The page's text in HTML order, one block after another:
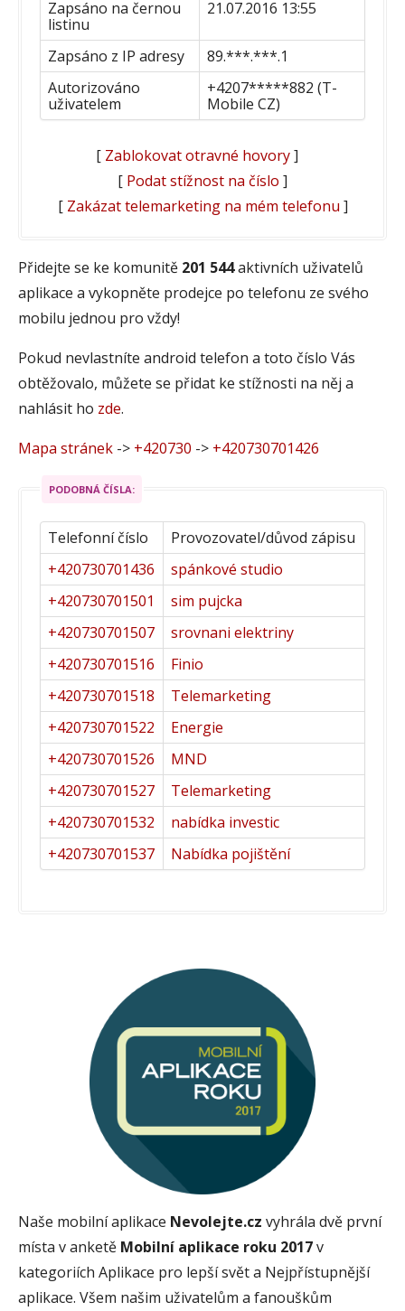
Zapsáno na černou
listinu
21.07.2016 13:55
Zapsáno z IP adresy
89.***.***.1
Autorizováno
uživatelem
+4207*****882 (T-
Mobile CZ)
[ Zablokovat otravné hovory]
[ Podat stížnost na číslo ]
[ Zakázat telemarketing na mém telefonu ]
Přidejte se ke komunitě 201 544aktivních uživatelů
aplikace a vykopněte prodejce po telefonu ze svého
mobilu jednou pro vždy!
Pokud nevlastníte android telefon a toto číslo Vás
obtěžovalo, můžete se přidat ke stížnosti na něj a
nahlásit ho zde.
Mapa stránek -> +420730 -> +420730701426
PODOBNÁ ČÍSLA:
Telefonní číslo
Provozovatel/důvod zápisu
+420730701436
spánkové studio
+420730701501
sim pujcka
+420730701507
srovnani elektriny
+420730701516
Finio
+420730701518
Telemarketing
+420730701522
Energie
+420730701526
MND
+420730701527
Telemarketing
+420730701532
nabídka investic
+420730701537
Nabídka pojištění
Naše mobilní aplikace Nevolejte.cz vyhrála dvě první
místa v anketě Mobilní aplikace roku 2017v
kategoriích Aplikace pro lepší svět a Nejpřístupnější
aplikace. Všem našim uživatelům a fanouškům